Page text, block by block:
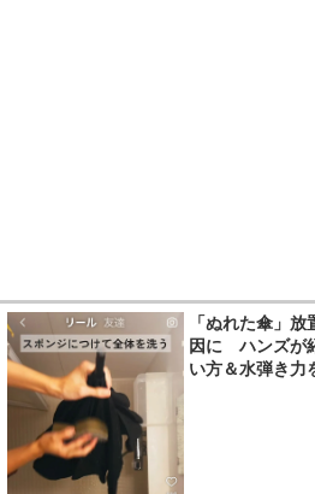
「ぬれた傘」
因に ハンズが
い方＆水弾き力